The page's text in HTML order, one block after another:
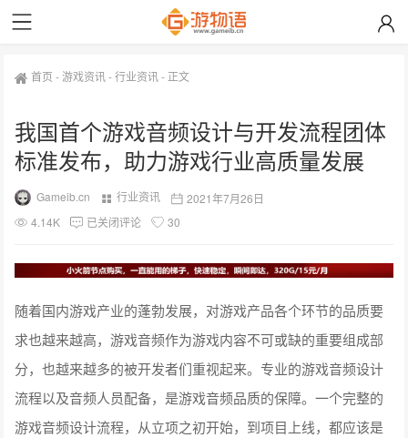
首页 -游戏资讯-行业资讯- 正文
我国首个游戏音频设计与开发流程团体
标准发布，助力游戏行业高质量发展
Gameib.cn 行业资讯
2021年7月26日
4.14K
已关闭评论 30
随着国内游戏产业的蓬勃发展，对游戏产品各个环节的品质要
求也越来越高，游戏音频作为游戏内容不可或缺的重要组成部
分，也越来越多的被开发者们重视起来。专业的游戏音频设计
流程以及音频人员配备，是游戏音频品质的保障。一个完整的
游戏音频设计流程，从立项之初开始，到项目上线，都应该是